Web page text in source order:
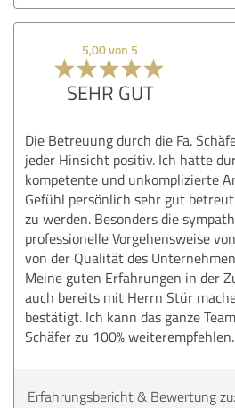
5,00 von 5
SEHR GUT
Die Betreuung durch die Fa.
jeder Hinsicht positiv. Ich hatte
kompetente und unkomplizierte
Gefühl persönlich sehr gut
zu werden. Besonders die
professionelle Vorgehensweise
von der Qualität des
Meine guten Erfahrungen in der
auch bereits mit Herrn Stür
bestätigt. Ich kann das ganze
Schäfer zu 100% weiterempfehlen.
Erfahrungsbericht & Bewertung zu: